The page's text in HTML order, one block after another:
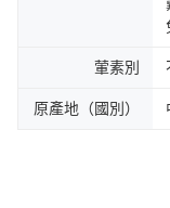
葷素別
原產地（國別）